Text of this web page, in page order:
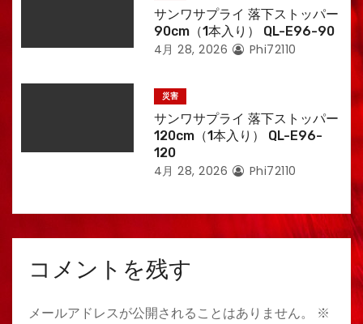
サンワサプライ 落下ストッパー
90cm（1本入り） QL-E96-90
4月 28, 2026 Phi72110
災害
サンワサプライ 落下ストッパー
120cm（1本入り） QL-E96-
120
4月 28, 2026 Phi72110
コメントを残す
メールアドレスが公開されることはありません。 ※